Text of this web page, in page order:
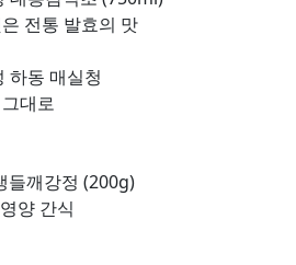
전통 발효의 맛
하동 매실청
대로
들깨강정 (200g)
양 간식